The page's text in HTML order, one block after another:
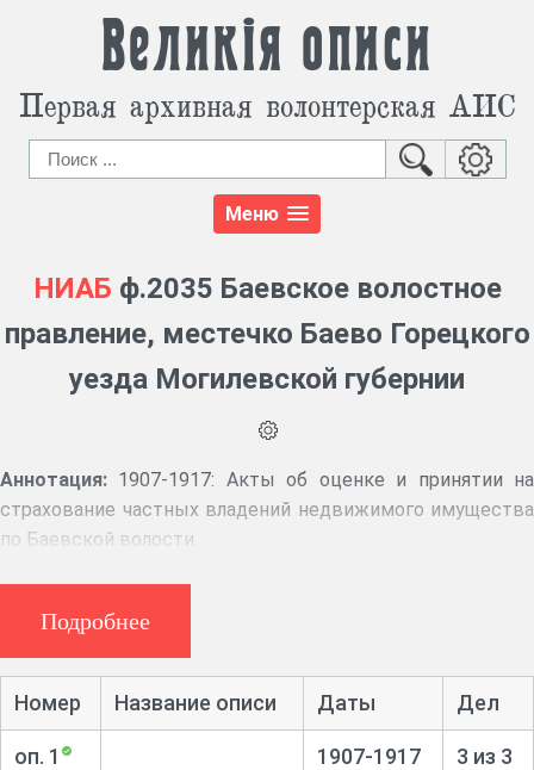
Великія описи
Первая архивная волонтерская АИС
Меню
НИАБ ф.2035 Баевское волостное
правление, местечко Баево Горецкого
уезда Могилевской губернии
Аннотация: 1907-1917: Акты об оценке и принятии на
страхование частных владений недвижимого имущества
по Баевской волости.
Подробнее
Номер Название описи Даты Дел
оп. 1 1907-1917 3 из 3